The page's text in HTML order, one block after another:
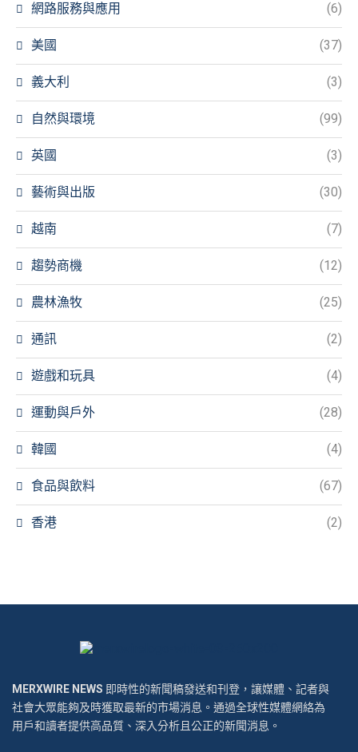
網路服務與應用 (6)
美國 (37)
義大利 (3)
自然與環境 (99)
英國 (3)
藝術與出版 (30)
越南 (7)
趨勢商機 (12)
農林漁牧 (25)
通訊 (2)
遊戲和玩具 (4)
運動與戶外 (28)
韓國 (4)
食品與飲料 (67)
香港 (2)
MERXWIRE NEWS 即時性的新聞稿發送和刊登，讓媒體、記者與
社會大眾能夠及時獲取最新的市場消息。通過全球性媒體網絡為
用戶和讀者提供高品質、深入分析且公正的新聞消息。